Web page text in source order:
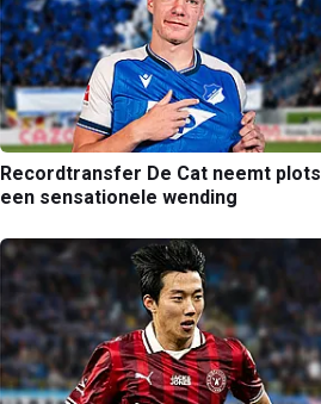
Recordtransfer De Cat neemt plots
een sensationele wending